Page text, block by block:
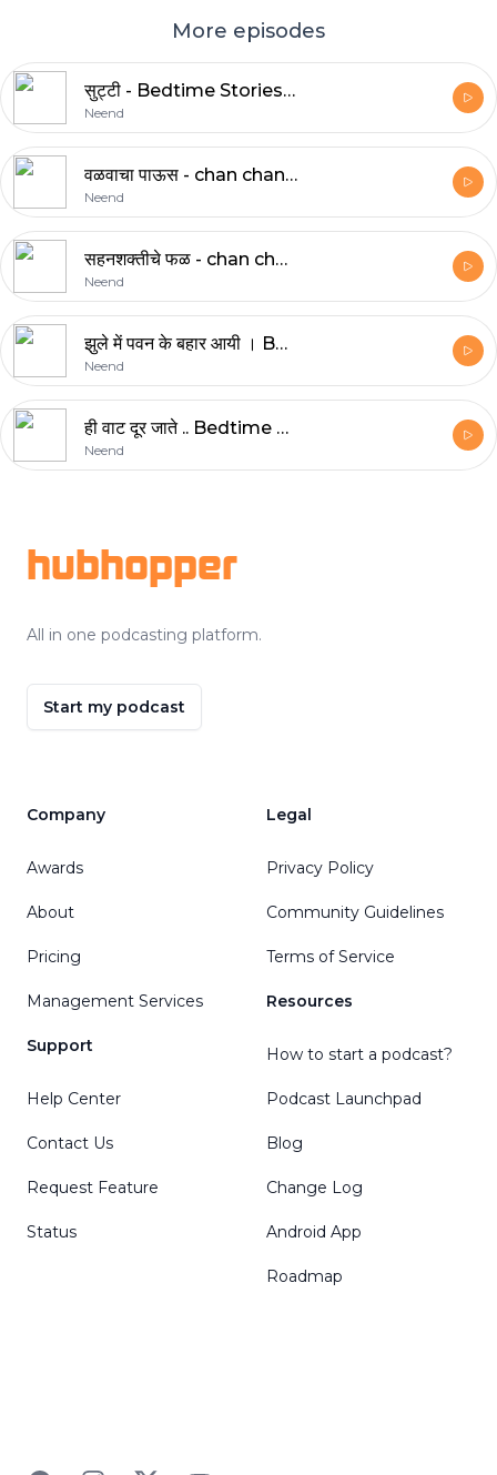
More episodes
सुट्टी - Bedtime Stories for Grown-ups in Marathi | Chan chan Marathi goshti | How to Sleep faster?
Neend
वळवाचा पाऊस - chan chan goshti | Bedtime Stories for Grown-ups in Marathi | How to sleep better?
Neend
सहनशक्तीचे फळ - chan chan goshti | Bedtime Stories for Grown-ups in Marathi | Marathi Bodh Katha
Neend
झुले में पवन के बहार आयी । Bedtime Stories for Grown-ups in Marathi | How to Reduce Insomnia | Clam
Neend
ही वाट दूर जाते .. Bedtime Stories for Grown-ups in Marathi | Reduce Overthinking | Sleep Faster
Neend
hubhopper
All in one podcasting platform.
Start my podcast
Company
Awards
About
Pricing
Management Services
Support
Help Center
Contact Us
Request Feature
Status
Legal
Privacy Policy
Community Guidelines
Terms of Service
Resources
How to start a podcast?
Podcast Launchpad
Blog
Change Log
Android App
Roadmap